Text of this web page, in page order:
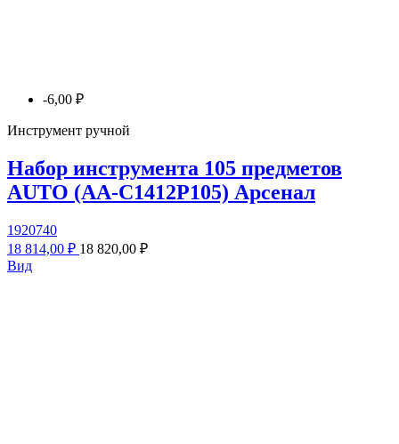
-6,00 ₽
Инструмент ручной
Набор инструмента 105 предметов
AUTO (AA-C1412P105) Арсенал
1920740
18 814,00 ₽ 18 820,00 ₽
Вид